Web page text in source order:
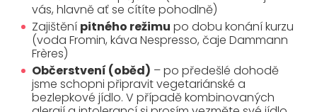
vás, hlavně ať se cítíte pohodlně)
Zajištění pitného režimu po dobu konání kurzu
(voda Fromin, káva Nespresso, čaje Dammann
Frères)
Občerstvení (oběd) – po předešlé dohodě
jsme schopni připravit vegetariánské a
bezlepkové jídlo. V případě kombinovaných